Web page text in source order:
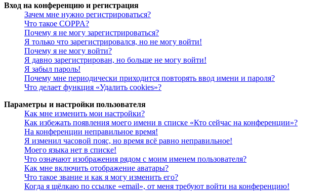
Вход на конференцию и регистрация
Зачем мне нужно регистрироваться?
Что такое COPPA?
Почему я не могу зарегистрироваться?
Я только что зарегистрировался, но не могу войти!
Почему я не могу войти?
Я давно зарегистрирован, но больше не могу войти!
Я забыл пароль!
Почему мне периодически приходится повторять ввод имени и пароля?
Что делает функция «Удалить cookies»?
Параметры и настройки пользователя
Как мне изменить мои настройки?
Как избежать появления моего имени в списке «Кто сейчас на конференции»?
На конференции неправильное время!
Я изменил часовой пояс, но время всё равно неправильное!
Моего языка нет в списке!
Что означают изображения рядом с моим именем пользователя?
Как мне включить отображение аватары?
Что такое звание и как я могу изменить его?
Когда я щёлкаю по ссылке «email», от меня требуют войти на конференцию!